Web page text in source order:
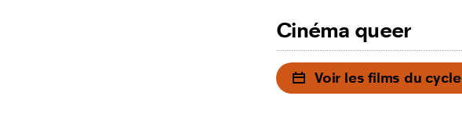
Cinéma queer
Voir les films du cycle